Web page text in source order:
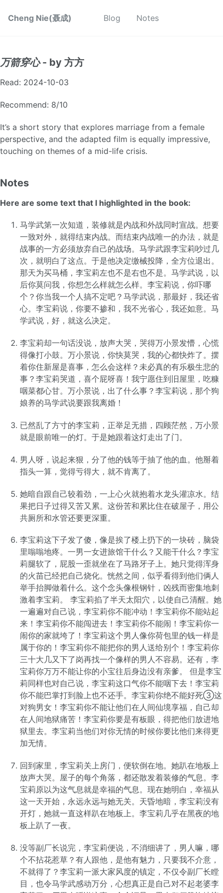
Cheng Nie(聂成) Blog Notes
万箭穿心- by 方方
Read: 2024-10-03
Recommend: 8/10
It’s a short story that explores marriage from a female
perspective, and the adapted film is equally impressive,
touching on themes of a mid-life crisis.
Notes
Here are some text that I highlighted in the book:
马学武第一次知道，装修就是内战和外战同时宣战。想要
一致对外，就得结束内战。而结束内战唯一的办法，就是
战事的一方必须放弃自己的战场。马学武跟李宝莉吵过几
次，就明白了这点。于是他决定缴械投降，全方位退出。
那天为买马桶，李宝莉左也不是右也不是。马学武说，以
后你莫问我，你想怎么样就怎么样。李宝莉说，你吓哪
个？你当我一个人搞不定吧？马学武说，那最好，我还省
心。李宝莉说，你要不掺和，我不光省心，我还如意。马
学武说，好，就这么决定。
李宝莉却一句话没说，放声大哭，哭得万小景发懵，心慌
得像打小鼓。万小景说，你快莫哭，我的心都快炸了。摆
着你住新屋是喜事，怎么会这样？未必真的有乐极生悲的
事？李宝莉哭道，喜个屁呀喜！我宁愿住到旧屋里，吃糠
咽菜都心甘。万小景说，出了什么事？李宝莉说，那个狗
娘养的马学武说要跟我离婚！
已然乱了方寸的李宝莉，正举足无措，四顾茫然，万小景
就是眼前唯一的灯。于是她跟着这灯走出了门。
男人呀，说起来狠，分了他的钱等于抽了他的血。他掰着
指头一算，觉得亏得大，就不肯离了。
她暗自跟自己较着劲，一上心火就抱着水龙头灌凉水。结
果把日子过得又苦又累。这份苦和累比住在破屋子，用公
共厕所和水管还要更深重。
李宝莉这下子发了傻，像是挨了楼上扔下的一块砖，脑袋
里嗡嗡地疼。一男一女进旅馆干什么？又能干什么？李宝
莉腿软了，屁股一歪就坐在了马路牙子上。她只觉得浑身
的火苗已经把自己烧化。恍然之间，似乎看得到他们俩人
举手抬脚做着什么。这个念头像根钢针，凶残而密集地刺
激着李宝莉。 李宝莉掐了半天太阳穴，以使自己清醒。她
一遍遍对自己说，李宝莉你不能冲动！李宝莉你不能站起
来！李宝莉你不能闯进去！李宝莉你不能闹！李宝莉你一
闹你的家就垮了！李宝莉这个男人像你荷包里的钱一样是
属于你的！李宝莉你不能把你的男人送给别个！李宝莉你
三十大几又下了岗再找一个像样的男人不容易。还有，李
宝莉你万万不能让你的小宝往后身边没有亲爹。 但是李宝
莉同样也对自己说，李宝莉这口气你不能咽下去！李宝莉
你不能巴掌打到脸上也不还手。李宝莉你绝不能好死③这
对狗男女！李宝莉你不能让他们在人间仙境享福，自己却
在人间地狱痛苦！李宝莉你要是有板眼，得把他们放进地
狱里去。李宝莉当他们对你无情的时候你要比他们来得更
加无情。
回到家里，李宝莉关上房门，便软倒在地。她趴在地板上
放声大哭。屋子的每个角落，都还散发着装修的气息。李
宝莉原以为这气息就是幸福的气息。现在她明白，幸福从
这一天开始，永远永远与她无关。天昏地暗，李宝莉没有
开灯，她就一直这样趴在地板上。李宝莉几乎在黑夜的地
板上趴了一夜。
没等副厂长说完，李宝莉便说，不消细讲了，男人嘛，哪
个不拈花惹草？有人跟他，是他有魅力，只要我不介意，
不就得了？李宝莉一派大家风度的镇定，不仅令副厂长瞠
目，也令马学武感动万分，心想真正是自己对不起老婆李